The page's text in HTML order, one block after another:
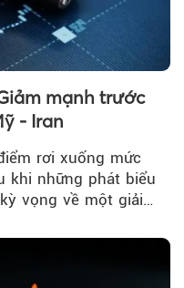
mạnh trước
- Iran
rơi xuống mức
khi những phát biểu
vọng về một giải